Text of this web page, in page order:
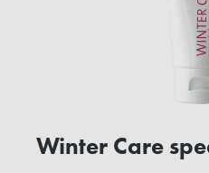
Winter Care